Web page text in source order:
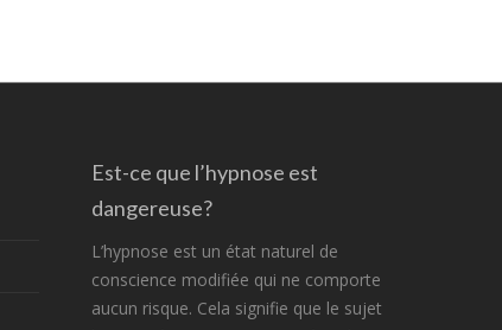
Est-ce que l’hypnose est
dangereuse?
L’hypnose est un état naturel de
conscience modifiée qui ne comporte
aucun risque. Cela signifie que le sujet